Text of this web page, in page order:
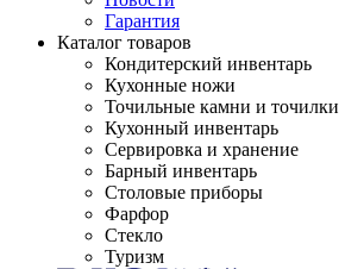
Гарантия
Каталог товаров
Кондитерский инвентарь
Кухонные ножи
Точильные камни и точилки
Кухонный инвентарь
Сервировка и хранение
Барный инвентарь
Столовые приборы
Фарфор
Стекло
Туризм